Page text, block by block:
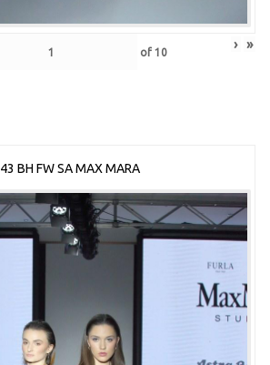
of 10 › »
43 BH FW SA MAX MARA